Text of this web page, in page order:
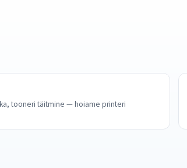
tooneri täitmine — hoiame printeri